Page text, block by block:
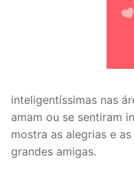
inteligentíssimas nas
amam ou se sentiram
mostra as alegrias e
grandes amigas.